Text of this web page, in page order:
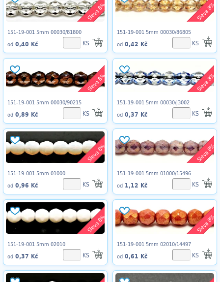
Sleva 8%
151-19-001 5mm 00030/81800
od 0,40 Kč KS
Sleva 8%
151-19-001 5mm 00030/86805
od 0,42 Kč KS
Sleva 8%
151-19-001 5mm 00030/90215
od 0,89 Kč KS
Sleva 8%
151-19-001 5mm 00030/j3002
od 0,37 Kč KS
Sleva 8%
151-19-001 5mm 01000
od 0,96 Kč KS
Sleva 8%
151-19-001 5mm 01000/15496
od 1,12 Kč KS
Sleva 8%
151-19-001 5mm 02010
od 0,37 Kč KS
Sleva 8%
151-19-001 5mm 02010/14497
od 0,61 Kč KS